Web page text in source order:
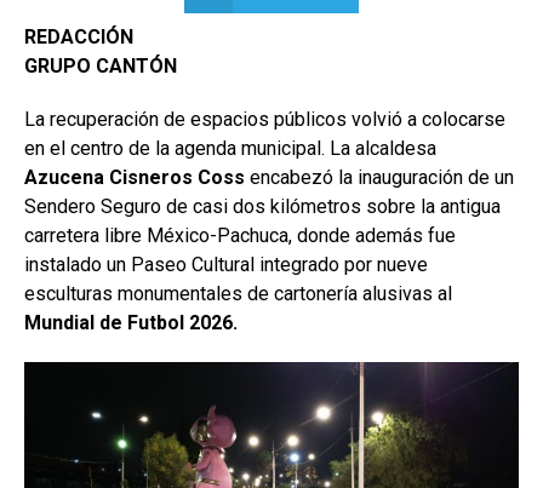
REDACCIÓN
GRUPO CANTÓN
La recuperación de espacios públicos volvió a colocarse
en el centro de la agenda municipal. La alcaldesa
Azucena Cisneros Coss encabezó la inauguración de un
Sendero Seguro de casi dos kilómetros sobre la antigua
carretera libre México-Pachuca, donde además fue
instalado un Paseo Cultural integrado por nueve
esculturas monumentales de cartonería alusivas al
Mundial de Futbol 2026.